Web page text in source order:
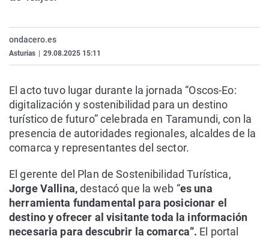
Gente viajera
Retornados
Galicia
País Vasco
Televisión
ondacero.es
Asturias 29.08.2025 15:11
El acto tuvo lugar durante la jornada “Oscos-Eo:
digitalización y sostenibilidad para un destino
turístico de futuro” celebrada en Taramundi, con la
presencia de autoridades regionales, alcaldes de la
comarca y representantes del sector.
El gerente del Plan de Sostenibilidad Turística,
Jorge Vallina,destacó que la web “es una
herramienta fundamental para posicionar el
destino y ofrecer al visitante toda la información
necesaria para descubrir la comarca”. El portal